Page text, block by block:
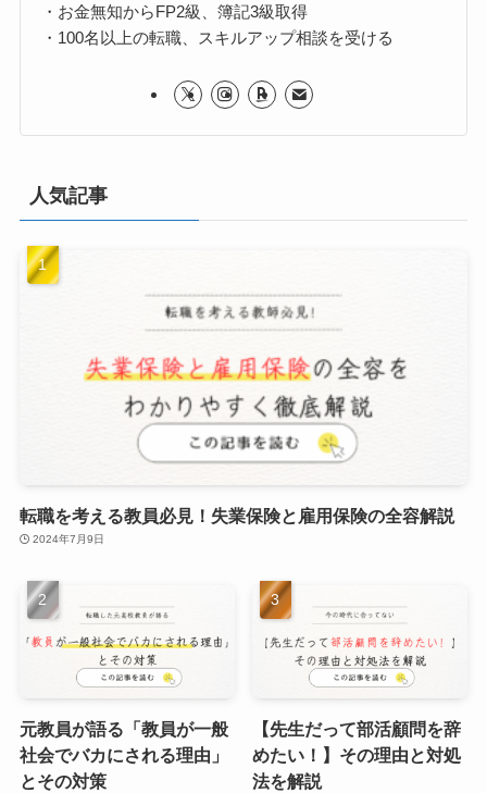
・お金無知からFP2級、簿記3級取得
・100名以上の転職、スキルアップ相談を受ける
人気記事
転職を考える教員必見！失業保険と雇用保険の全容解説
2024年7月9日
元教員が語る「教員が一般
社会でバカにされる理由」
とその対策
【先生だって部活顧問を辞
めたい！】その理由と対処
法を解説